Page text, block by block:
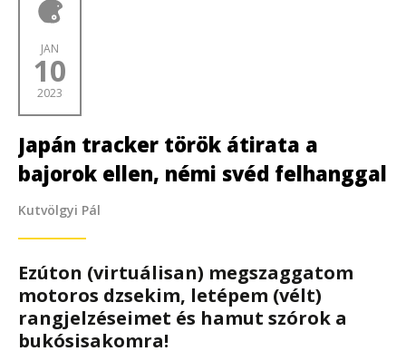
JAN
10
2023
Japán tracker török átirata a
bajorok ellen, némi svéd felhanggal
Kutvölgyi Pál
Ezúton (virtuálisan) megszaggatom
motoros dzsekim, letépem (vélt)
rangjelzéseimet és hamut szórok a
bukósisakomra!